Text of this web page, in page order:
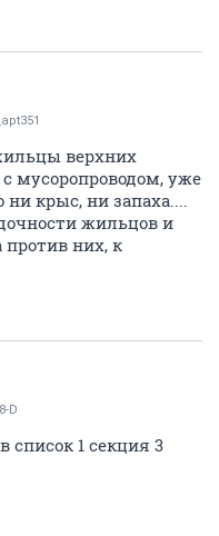
верхних
мусоропроводом, уже
крыс, ни запаха....
жильцов и
них, к
D
список 1 секция 3